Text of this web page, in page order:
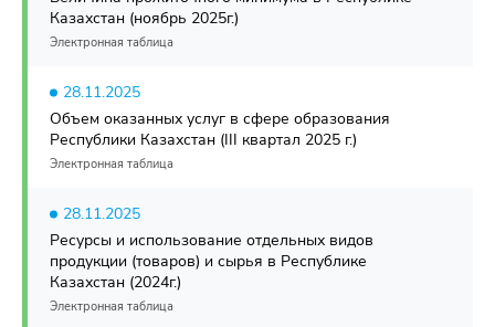
Казахстан (ноябрь 2025г.)
Электронная таблица
28.11.2025
Объем оказанных услуг в сфере образования
Республики Казахстан (III квартал 2025 г.)
Электронная таблица
28.11.2025
Ресурсы и использование отдельных видов
продукции (товаров) и сырья в Республике
Казахстан (2024г.)
Электронная таблица